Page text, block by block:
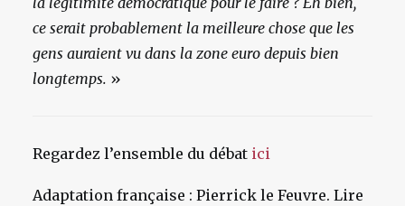
ce serait probablement la meilleure chose que les
gens auraient vu dans la zone euro depuis bien
longtemps. »
Regardez l’ensemble du débat ici
Adaptation française : Pierrick le Feuvre. Lire